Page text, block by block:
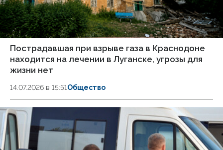
Пострадавшая при взрыве газа в Краснодоне
находится на лечении в Луганске, угрозы для
жизни нет
14.07.2026 в 15:51Общество